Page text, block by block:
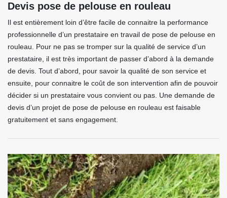
Devis pose de pelouse en rouleau
Il est entièrement loin d’être facile de connaitre la performance
professionnelle d’un prestataire en travail de pose de pelouse en
rouleau. Pour ne pas se tromper sur la qualité de service d’un
prestataire, il est très important de passer d’abord à la demande
de devis. Tout d’abord, pour savoir la qualité de son service et
ensuite, pour connaitre le coût de son intervention afin de pouvoir
décider si un prestataire vous convient ou pas. Une demande de
devis d’un projet de pose de pelouse en rouleau est faisable
gratuitement et sans engagement.